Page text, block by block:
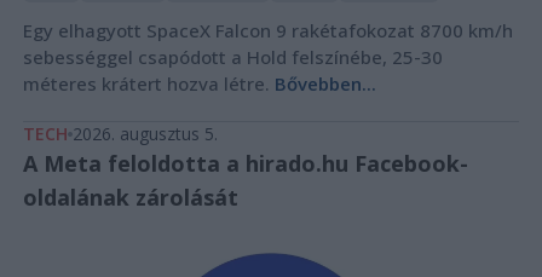
Egy elhagyott SpaceX Falcon 9 rakétafokozat 8700 km/h
sebességgel csapódott a Hold felszínébe, 25-30
méteres krátert hozva létre. Bővebben...
TECH 2026. augusztus 5.
A Meta feloldotta a hirado.hu Facebook-
oldalának zárolását